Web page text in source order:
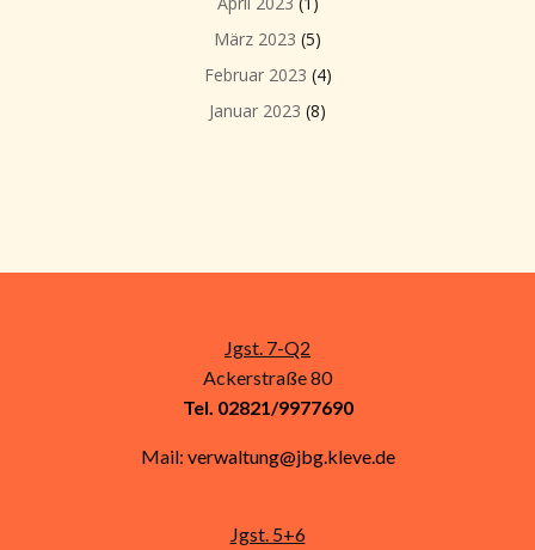
März 2023 (5)
Februar 2023 (4)
Januar 2023 (8)
Jgst. 7-Q2
Ackerstraße 80
Tel. 02821/9977690
Mail: verwaltung@jbg.kleve.de
Jgst. 5+6